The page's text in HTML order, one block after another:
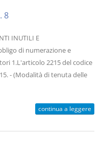
8
INUTILI E
di numerazione e
1.L'articolo 2215 del codice
- (Modalità di tenuta delle
continua a leggere